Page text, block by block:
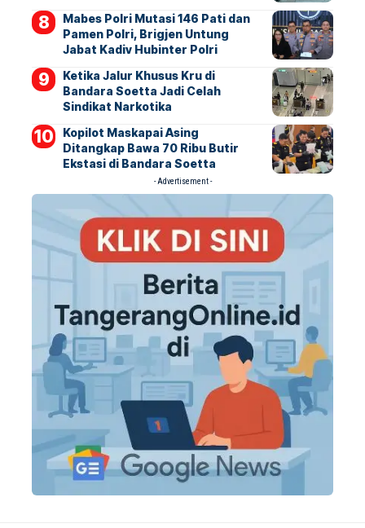
Mabes Polri Mutasi 146 Pati dan
Pamen Polri, Brigjen Untung
Jabat Kadiv Hubinter Polri
Ketika Jalur Khusus Kru di
Bandara Soetta Jadi Celah
Sindikat Narkotika
Kopilot Maskapai Asing
Ditangkap Bawa 70 Ribu Butir
Ekstasi di Bandara Soetta
- Advertisement -